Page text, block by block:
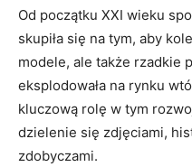
Od początku XXI wieku
skupiła się na tym, aby
modele, ale także rzadkie
eksplodowała na rynku
kluczową rolę w tym
dzielenie się zdjęciami,
zdobyczami.